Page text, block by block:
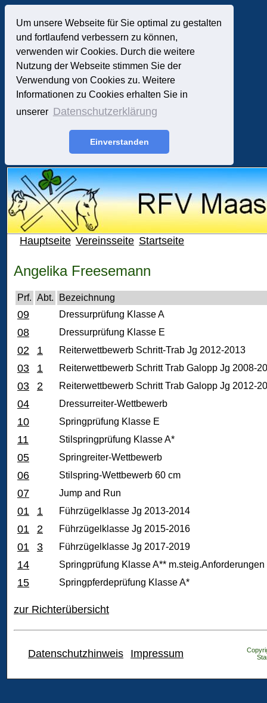
Um unsere Webseite für Sie optimal zu gestalten
und fortlaufend verbessern zu können,
verwenden wir Cookies. Durch die weitere
Nutzung der Webseite stimmen Sie der
Verwendung von Cookies zu. Weitere
Informationen zu Cookies erhalten Sie in
unserer Datenschutzerklärung
Einverstanden
Hauptseite Vereinsseite Startseite
Angelika Freesemann
Prf. Abt. Bezeichnung
09 Dressurprüfung Klasse A
08 Dressurprüfung Klasse E
02 1 Reiterwettbewerb Schritt-Trab Jg 2012-2013
03 1 Reiterwettbewerb Schritt Trab Galopp Jg 2008-
03 2 Reiterwettbewerb Schritt Trab Galopp Jg 2012-
04 Dressurreiter-Wettbewerb
10 Springprüfung Klasse E
11 Stilspringprüfung Klasse A*
05 Springreiter-Wettbewerb
06 Stilspring-Wettbewerb 60 cm
07 Jump and Run
01 1 Führzügelklasse Jg 2013-2014
01 2 Führzügelklasse Jg 2015-2016
01 3 Führzügelklasse Jg 2017-2019
14 Springprüfung Klasse A** m.steig.Anforderungen
15 Springpferdeprüfung Klasse A*
zur Richterübersicht
Datenschutzhinweis Impressum